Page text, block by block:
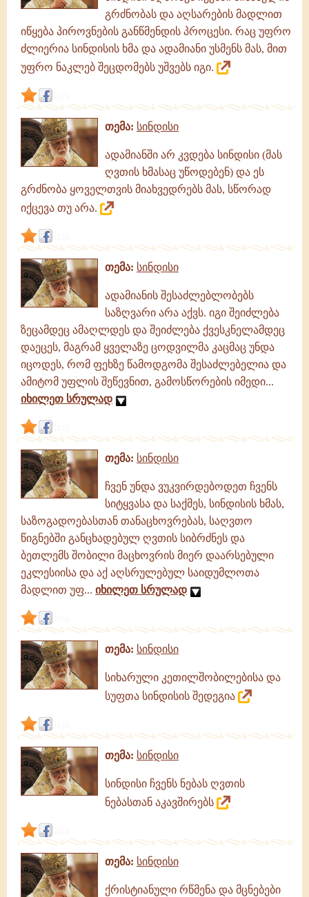
გრძნობას და აღსარების მადლით
იწყება პიროვნების განწმენდის პროცესი. რაც უფრო
ძლიერია სინდისის ხმა და ადამიანი უსმენს მას, მით
უფრო ნაკლებ შეცდომებს უშვებს იგი.
თემა: სინდისი
ადამიანში არ კვდება სინდისი (მას
ღვთის ხმასაც უწოდებენ) და ეს
გრძნობა ყოველთვის მიახვედრებს მას, სწორად
იქცევა თუ არა.
თემა: სინდისი
ადამიანის შესაძლებლობებს
საზღვარი არა აქვს. იგი შეიძლება
ზეცამდეც ამაღლდეს და შეიძლება ქვესკნელამდეც
დაეცეს, მაგრამ ყველაზე ცოდვილმა კაცმაც უნდა
იცოდეს, რომ ფეხზე წამოდგომა შესაძლებელია და
ამიტომ უფლის შეწევნით, გამოსწორების იმედი...
იხილეთ სრულად
თემა: სინდისი
ჩვენ უნდა ვუკვირდებოდეთ ჩვენს
სიტყვასა და საქმეს, სინდისის ხმას,
საზოგადოებასთან თანაცხოვრებას, საღვთო
წიგნებში განცხადებულ ღვთის სიბრძნეს და
ბეთლემს შობილი მაცხოვრის მიერ დაარსებული
ეკლესიისა და აქ აღსრულებულ საიდუმლოთა
მადლით უფ... იხილეთ სრულად
თემა: სინდისი
სიხარული კეთილშობილებისა და
სუფთა სინდისის შედეგია
თემა: სინდისი
სინდისი ჩვენს ნებას ღვთის
ნებასთან აკავშირებს
თემა: სინდისი
ქრისტიანული რწმენა და მცნებები